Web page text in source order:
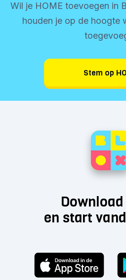
Wil je HOME toevoegen in
houden je op de hoogte
Stem op
Download
en start